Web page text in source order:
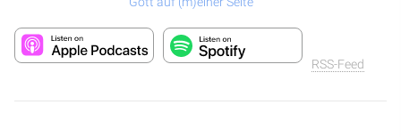
RSS-Feed